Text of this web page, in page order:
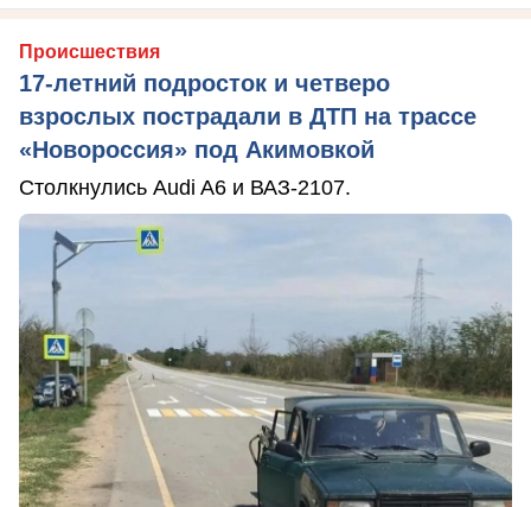
Происшествия
17-летний подросток и четверо
взрослых пострадали в ДТП на трассе
«Новороссия» под Акимовкой
Столкнулись Audi A6 и ВАЗ-2107.